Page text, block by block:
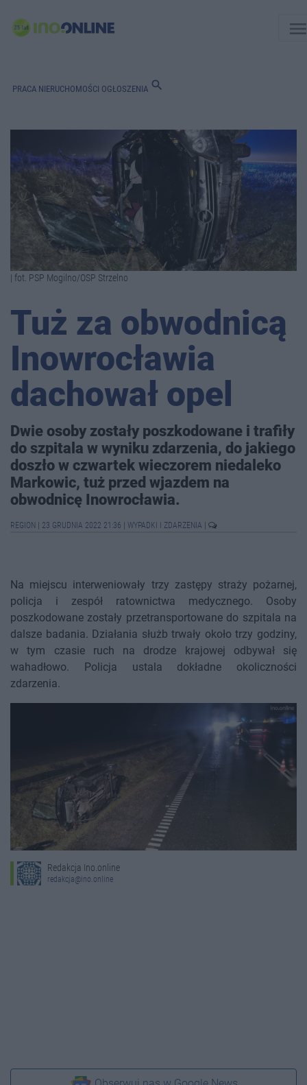
PRACA NIERUCHOMOŚCI OGŁOSZENIA search
| fot. PSP Mogilno/OSP Strzelno
Tuż za obwodnicą
Inowrocławia
dachował opel
Dwie osoby zostały poszkodowane i trafiły
do szpitala w wyniku zdarzenia, do jakiego
doszło w czwartek wieczorem niedaleko
Markowic, tuż przed wjazdem na
obwodnicę Inowrocławia.
REGION 23 GRUDNIA 2022 21:36 WYPADKI I ZDARZENIA
Na miejscu interweniowały trzy zastępy straży pożarnej,
policja i zespół ratownictwa medycznego. Osoby
poszkodowane zostały przetransportowane do szpitala na
dalsze badania. Działania służb trwały około trzy godziny,
w tym czasie ruch na drodze krajowej odbywał się
wahadłowo. Policja ustala dokładne okoliczności
zdarzenia.
Redakcja Ino.online
redakcja@ino.online